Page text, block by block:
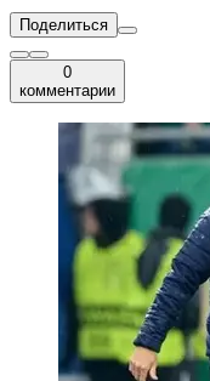
Поделиться
0
комментарии